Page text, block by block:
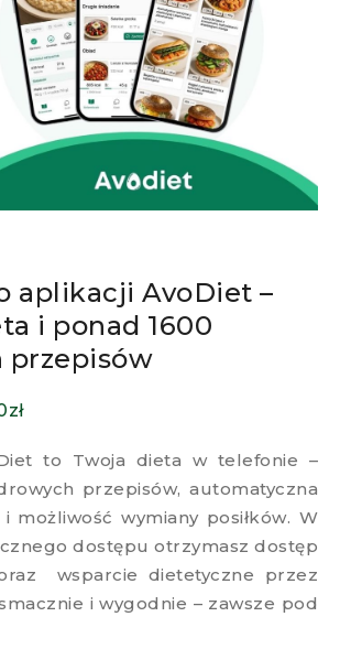
aplikacji AvoDiet –
i ponad 1600
przepisów
zł
to Twoja dieta w telefonie –
przepisów, automatyczna
możliwość wymiany posiłków. W
dostępu otrzymasz dostęp
wsparcie dietetyczne przez
i wygodnie – zawsze pod